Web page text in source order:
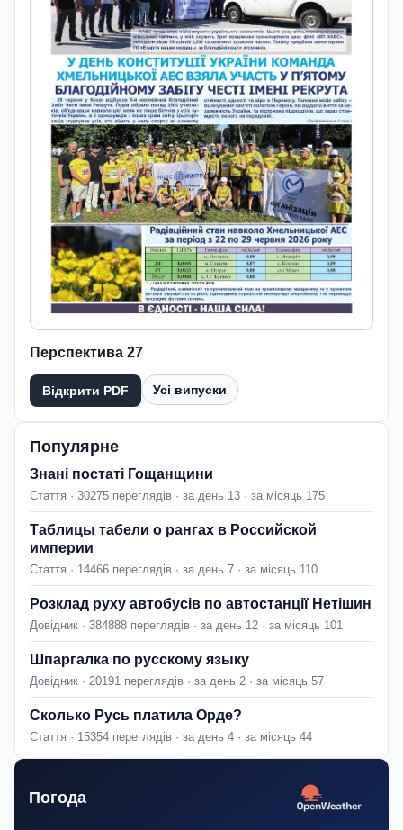
Перспектива 27
Відкрити PDF Усі випуски
Популярне
Знані постаті Гощанщини
Стаття · 30275 переглядів · за день 13 · за місяць 175
Таблицы табели о рангах в Российской
империи
Стаття · 14466 переглядів · за день 7 · за місяць 110
Розклад руху автобусів по автостанції Нетішин
Довідник · 384888 переглядів · за день 12 · за місяць 101
Шпаргалка по русскому языку
Довідник · 20191 переглядів · за день 2 · за місяць 57
Сколько Русь платила Орде?
Стаття · 15354 переглядів · за день 4 · за місяць 44
Погода